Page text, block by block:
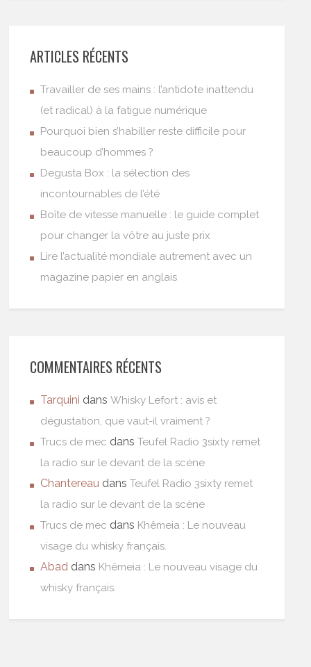
ARTICLES RÉCENTS
Travailler de ses mains : l’antidote inattendu
(et radical) à la fatigue numérique
Pourquoi bien s’habiller reste difficile pour
beaucoup d’hommes ?
Degusta Box : la sélection des
incontournables de l’été
Boîte de vitesse manuelle : le guide complet
pour changer la vôtre au juste prix
Lire l’actualité mondiale autrement avec un
magazine papier en anglais
COMMENTAIRES RÉCENTS
Tarquini dansWhisky Lefort : avis et
dégustation, que vaut-il vraiment ?
Trucs de mec dansTeufel Radio 3sixty remet
la radio sur le devant de la scène
Chantereau dansTeufel Radio 3sixty remet
la radio sur le devant de la scène
Trucs de mec dans Khêmeia : Le nouveau
visage du whisky français.
Abad dans Khêmeia : Le nouveau visage du
whisky français.